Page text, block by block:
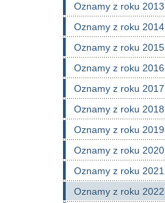
Oznamy z roku 2013
Oznamy z roku 2014
Oznamy z roku 2015
Oznamy z roku 2016
Oznamy z roku 2017
Oznamy z roku 2018
Oznamy z roku 2019
Oznamy z roku 2020
Oznamy z roku 2021
Oznamy z roku 2022